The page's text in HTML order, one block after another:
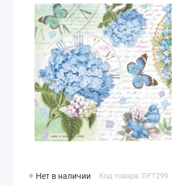
Нет в наличии Код товара: DFT299